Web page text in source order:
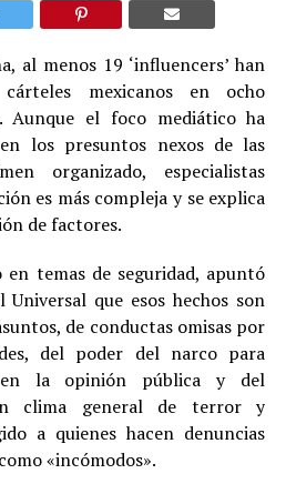
al menos 19 ‘influencers’ han
mexicanos en ocho
Aunque el foco mediático ha
los presuntos nexos de las
organizado, especialistas
es más compleja y se explica
de factores.
en temas de seguridad, apuntó
que esos hechos son
de conductas omisas por
del poder del narco para
en la opinión pública y del
clima general de terror y
a quienes hacen denuncias
«incómodos».